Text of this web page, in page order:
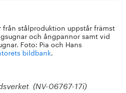
från stålproduktion uppstår främst
och ångpannor samt vid
Foto: Pia och Hans
bildbank.
(NV-06767-17i)